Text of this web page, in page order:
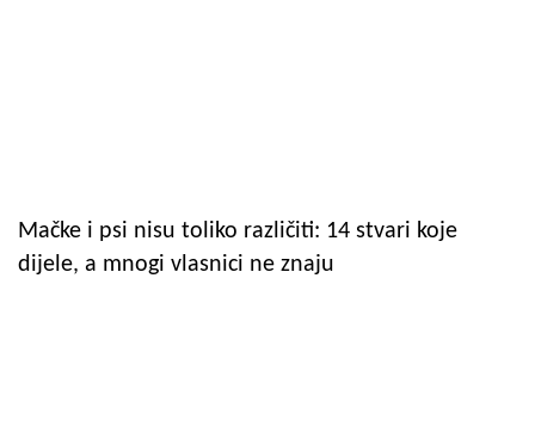
Mačke i psi nisu toliko različiti: 14 stvari koje
dijele, a mnogi vlasnici ne znaju